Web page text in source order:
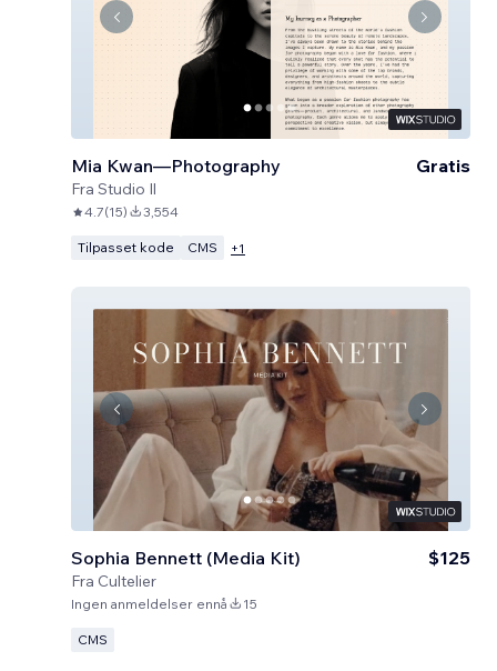
Mia Kwan—Photography
Fra Studio Il
Gratis
4.7(15) 3,554
Tilpasset kode CMS +1
Sophia Bennett (Media Kit)
Fra Cultelier
$125
Ingen anmeldelser ennå 15
CMS